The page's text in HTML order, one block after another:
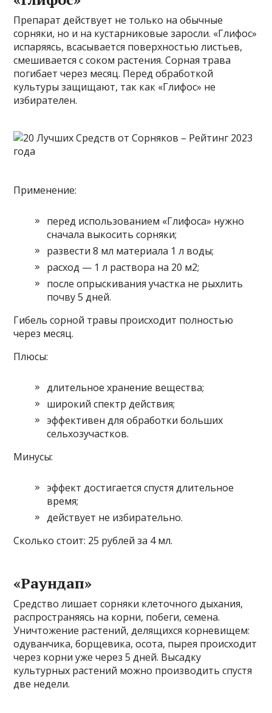
Препарат действует не только на обычные
сорняки, но и на кустарниковые заросли. «Глифос»
испаряясь, всасывается поверхностью листьев,
смешивается с соком растения. Сорная трава
погибает через месяц. Перед обработкой
культуры защищают, так как «Глифос» не
избирателен.
Применение:
перед использованием «Глифоса» нужно
сначала выкосить сорняки;
развести 8 мл материала 1 л воды;
расход — 1 л раствора на 20 м2;
после опрыскивания участка не рыхлить
почву 5 дней.
Гибель сорной травы происходит полностью
через месяц.
Плюсы:
длительное хранение вещества;
широкий спектр действия;
эффективен для обработки больших
сельхозучастков.
Минусы:
эффект достигается спустя длительное
время;
действует не избирательно.
Сколько стоит: 25 рублей за 4 мл.
«Раундап»
Средство лишает сорняки клеточного дыхания,
распространяясь на корни, побеги, семена.
Уничтожение растений, делящихся корневищем:
одуванчика, борщевика, осота, пырея происходит
через корни уже через 5 дней. Высадку
культурных растений можно производить спустя
две недели.